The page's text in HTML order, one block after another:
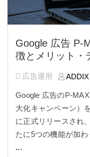
Google 広告 P-
徴とメリット・
広告運用 ADDIX
Google 広告のP-
大化キャンペーン）
に正式リリースされ
たに5つの機能が加わ
...